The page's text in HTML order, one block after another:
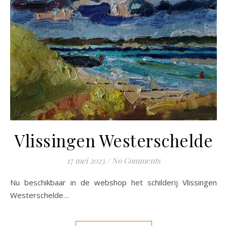
Vlissingen Westerschelde
17 mei 2023 / No Comments
Nu beschikbaar in de webshop het schilderij Vlissingen
Westerschelde…